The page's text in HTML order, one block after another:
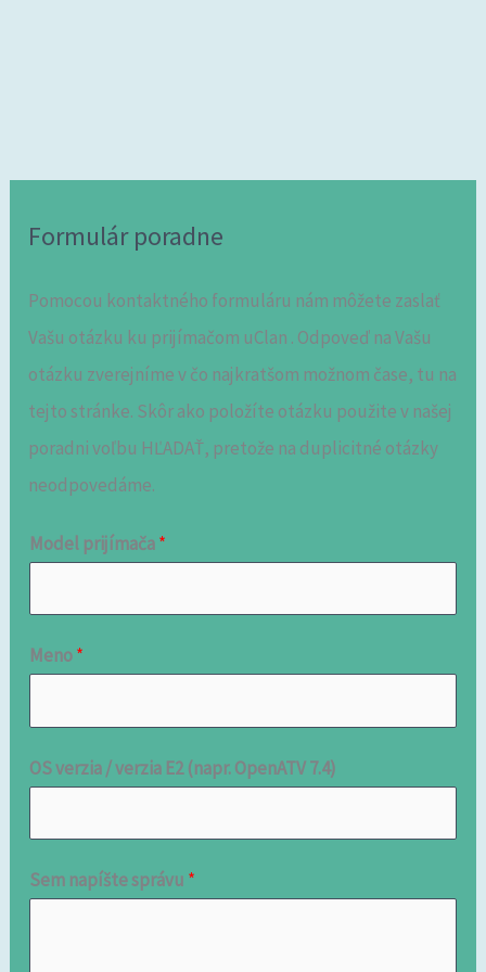
Formulár poradne
Pomocou kontaktného formuláru nám môžete zaslať
Vašu otázku ku prijímačom uClan . Odpoveď na Vašu
otázku zverejníme v čo najkratšom možnom čase, tu na
tejto stránke. Skôr ako položíte otázku použite v našej
poradni voľbu HĽADAŤ, pretože na duplicitné otázky
neodpovedáme.
Model prijímača*
Meno*
OS verzia / verzia E2 (napr. OpenATV 7.4)
Sem napíšte správu *